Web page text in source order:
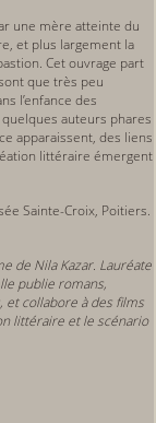
une mère atteinte du
et plus largement la
Cet ouvrage part
que très peu
l’enfance des
auteurs phares
apparaissent, des liens
littéraire émergent
Sainte-Croix, Poitiers.
de Nila Kazar. Lauréate
publie romans,
et collabore à des films
littéraire et le scénario